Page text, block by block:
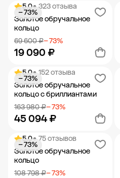
Добавить в корзину
5.0• 323 отзыва
Золотое обручальное
кольцо
69 600 ₽− 73%
19 090 ₽
− 73%
Добавить в корзину
5.0• 152 отзыва
Золотое обручальное
кольцо с бриллиантами
163 980 ₽− 73%
45 094 ₽
− 73%
Добавить в корзину
5.0• 75 отзывов
Золотое обручальное
кольцо
108 798 ₽− 73%
− 73%